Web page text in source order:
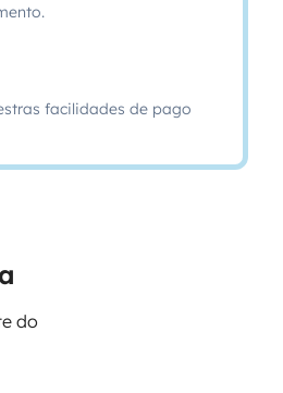
facilidades de pago
do